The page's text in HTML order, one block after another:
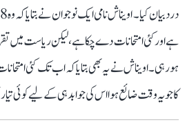
ہے اور کئی امتحانات دے چکا ہے، لیکن ریاست
ہو رہی۔ اویناش نے یہ بھی بتایا کہ اب تک کئی
کا جو یہ وقت ضائع ہوا اس کی جوابدہی کے لیے کوئی